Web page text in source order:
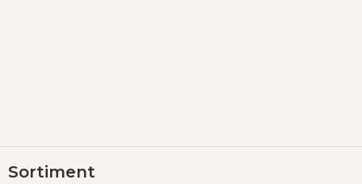
áSortiment